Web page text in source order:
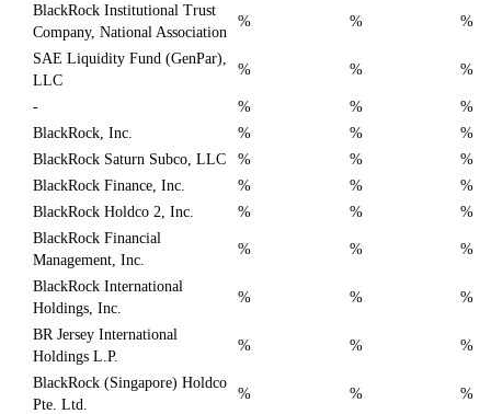
BlackRock Institutional Trust
Company, National Association
% % %
SAE Liquidity Fund (GenPar),
LLC
% % %
- % %
%
BlackRock, Inc.
% %
%
BlackRock Saturn Subco, LLC
% %
%
BlackRock Finance, Inc.
% %
%
BlackRock Holdco 2, Inc.
% %
%
BlackRock Financial
Management, Inc.
% % %
BlackRock International
Holdings, Inc.
% % %
BR Jersey International
Holdings L.P.
% % %
BlackRock (Singapore) Holdco
Pte. Ltd.
% % %